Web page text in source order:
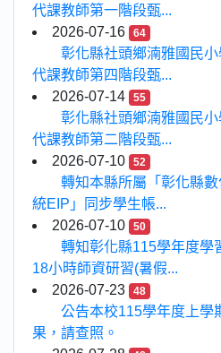
代課教師第一階段甄...
2026-07-16
64
彰化縣社頭鄉湳雅國民
代課教師第四階段甄...
2026-07-14
55
彰化縣社頭鄉湳雅國民
代課教師第二階段甄...
2026-07-10
52
轉知本縣所屬「彰化縣
統EIP」同步學生帳...
2026-07-10
50
轉知彰化縣115學年度學
18小時師資研習(暑假...
2026-07-23
48
公告本校115學年度上學
果，請查照。